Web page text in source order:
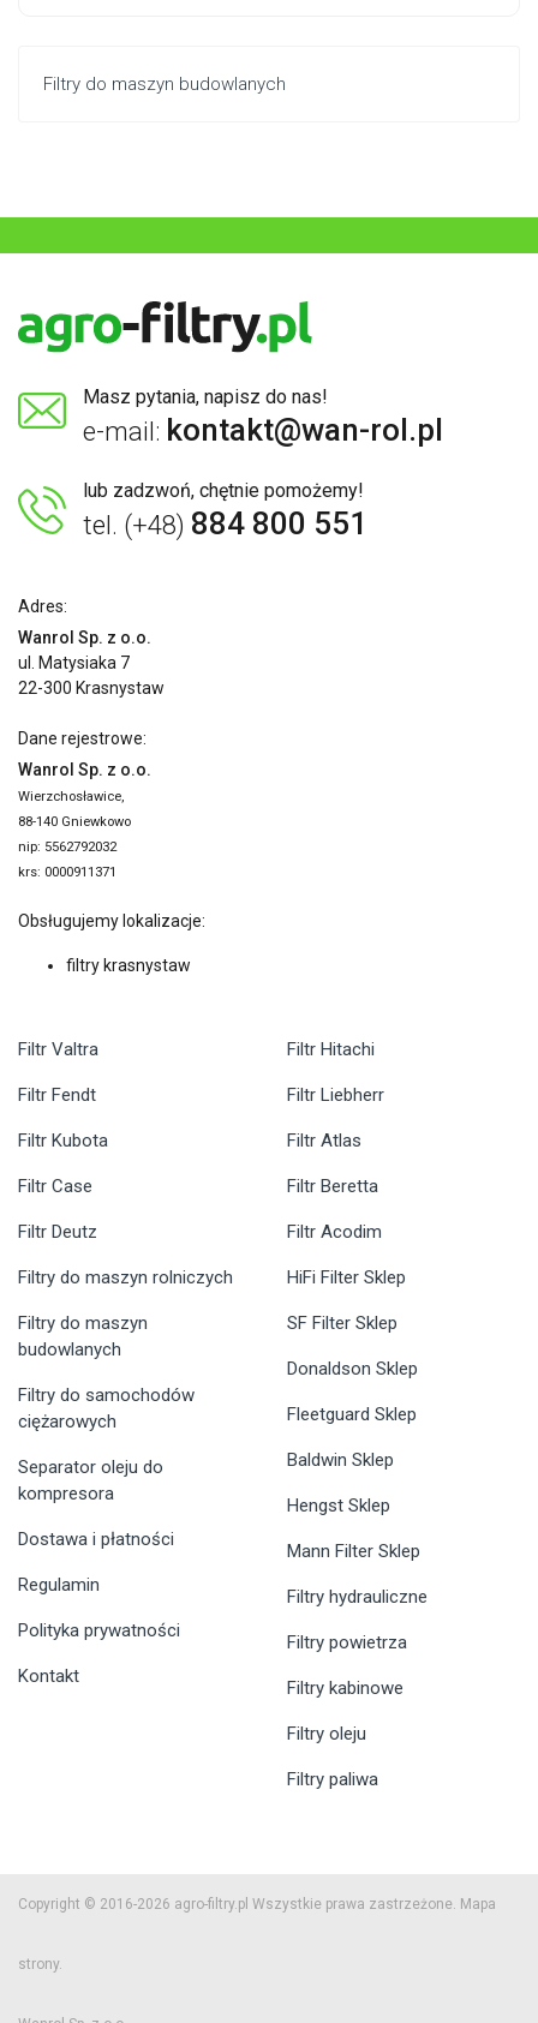
Filtry do maszyn budowlanych
Masz pytania, napisz do nas!
e-mail: kontakt@wan-rol.pl
lub zadzwoń, chętnie pomożemy!
tel. (+48) 884 800 551
Adres:
Wanrol Sp. z o.o.
ul. Matysiaka 7
22-300 Krasnystaw
Dane rejestrowe:
Wanrol Sp. z o.o.
Wierzchosławice,
88-140 Gniewkowo
nip: 5562792032
krs: 0000911371
Obsługujemy lokalizacje:
filtry krasnystaw
Filtr Valtra
Filtr Fendt
Filtr Kubota
Filtr Case
Filtr Deutz
Filtr Hitachi
Filtr Liebherr
Filtr Atlas
Filtr Beretta
Filtr Acodim
Filtry do maszyn rolniczych
Filtry do maszyn
budowlanych
Filtry do samochodów
ciężarowych
Separator oleju do
kompresora
Dostawa i płatności
Regulamin
Polityka prywatności
Kontakt
HiFi Filter Sklep
SF Filter Sklep
Donaldson Sklep
Fleetguard Sklep
Baldwin Sklep
Hengst Sklep
Mann Filter Sklep
Filtry hydrauliczne
Filtry powietrza
Filtry kabinowe
Filtry oleju
Filtry paliwa
Copyright © 2016-2026 agro-filtry.pl Wszystkie prawa zastrzeżone. Mapa
strony.